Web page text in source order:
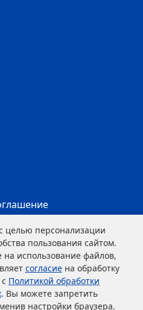
целью персонализации
пользования сайтом.
использование файлов,
согласиена обработку
Политикой обработки
. Вы можете запретить
настройки браузера.